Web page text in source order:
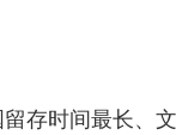
存时间最长、